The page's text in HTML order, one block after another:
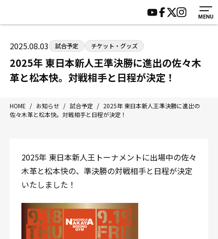
MENU
〒192-0072 東京都八王子市南町3-8 第2原嶋ビル1F
Tel/Fax：042-622-7222
HOME
ジムについて
トレーニング
アマ・スパー各大会・キッズ
入会案内
見学・1日体験
施設紹介
アクセス
会員様の声
よくあるご質問
サポーター募集
2025.08.03 試合予定 チケット・グッズ
2025年 東日本新人王準決勝に進出の佐々木
革と松本快。対戦相手と日程が決定！
HOME / お知らせ / 試合予定 / 2025年 東日本新人王準決勝に進出の
佐々木革と松本快。対戦相手と日程が決定！
2025年 東日本新人王トーナメントに出場中の佐々
木革と松本快の、準決勝の対戦相手と日程が決定
いたしました！